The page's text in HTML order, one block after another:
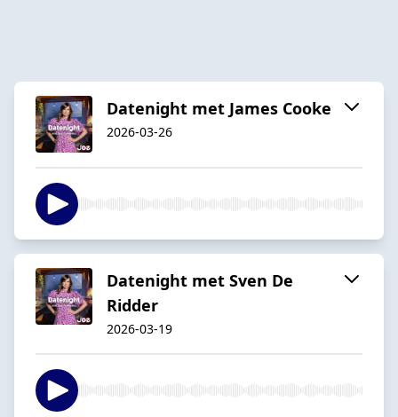
Datenight met James Cooke
2026-03-26
Datenight met Sven De
Ridder
2026-03-19